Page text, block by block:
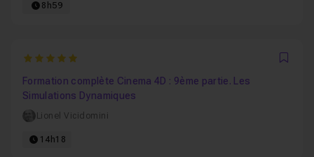
8h59
5
Formation complète Cinema 4D : 9ème partie. Les
Simulations Dynamiques
Lionel Vicidomini
14h18